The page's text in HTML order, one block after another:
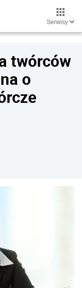
Serwisy
twórców
o